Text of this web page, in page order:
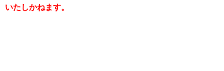
いたしかねます。